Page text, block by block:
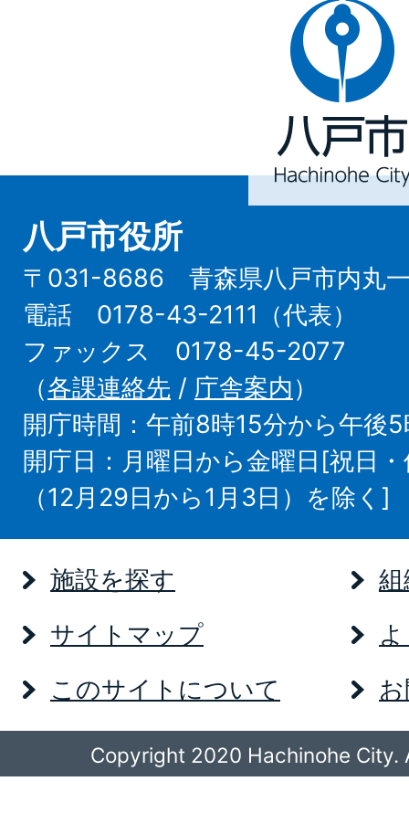
八
戸
Hachinohe
City
八戸市役所
〒031-8686 青森県八戸市内丸一
電話 0178-43-2111（代表）
ファックス 0178-45-2077
（各課連絡先 / 庁舎案内）
開庁時間：午前8時15分から午後
開庁日：月曜日から金曜日[祝日
（12月29日から1月3日）を除く]
施設を探す
サイトマップ
このサイトについて
Copyright 2020 Hachinohe City.